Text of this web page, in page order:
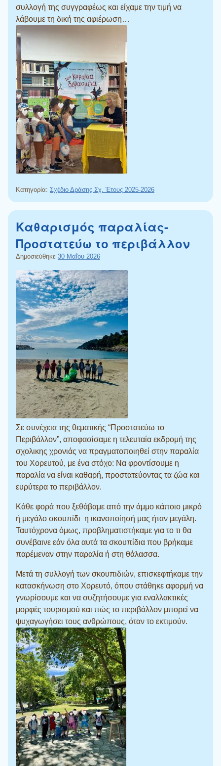
συλλογή της συγγραφέως και είχαμε την τιμή να
λάβουμε τη δική της αφιέρωση…
Κατηγορία: Σχέδιο Δράσης Σχ. Έτους 2025-2026
Καθαρισμός παραλίας-
Προστατεύω το περιβάλλον
Δημοσιεύθηκε 30 Μαΐου 2026
Σε συνέχεια της θεματικής “Προστατεύω το
Περιβάλλον”, αποφασίσαμε η τελευταία εκδρομή της
σχολικης χρονιάς να πραγματοποιηθεί στην παραλία
του Χορευτού, με ένα στόχο: Να φροντίσουμε η
παραλία να είναι καθαρή, προστατεύοντας τα ζώα και
ευρύτερα το περιβάλλον.
Κάθε φορά που ξεθάβαμε από την άμμο κάποιο μικρό
ή μεγάλο σκουπίδι η ικανοποίησή μας ήταν μεγάλη.
Ταυτόχρονα όμως, προβληματιστήκαμε για το τι θα
συνέβαινε εάν όλα αυτά τα σκουπίδια που βρήκαμε
παρέμεναν στην παραλία ή στη θάλασσα.
Μετά τη συλλογή των σκουπιδιών, επισκεφτήκαμε την
κατασκήνωση στο Χορευτό, όπου στάθηκε αφορμή να
γνωρίσουμε και να συζητήσουμε για εναλλακτικές
μορφές τουρισμού και πώς το περιβάλλον μπορεί να
ψυχαγωγήσει τους ανθρώπους, όταν το εκτιμούν.